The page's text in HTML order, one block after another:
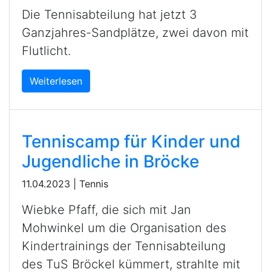
Die Tennisabteilung hat jetzt 3
Ganzjahres-Sandplätze, zwei davon mit
Flutlicht.
Weiterlesen
Tenniscamp für Kinder und
Jugendliche in Bröcke
11.04.2023 Tennis
Wiebke Pfaff, die sich mit Jan
Mohwinkel um die Organisation des
Kindertrainings der Tennisabteilung
des TuS Bröckel kümmert, strahlte mit